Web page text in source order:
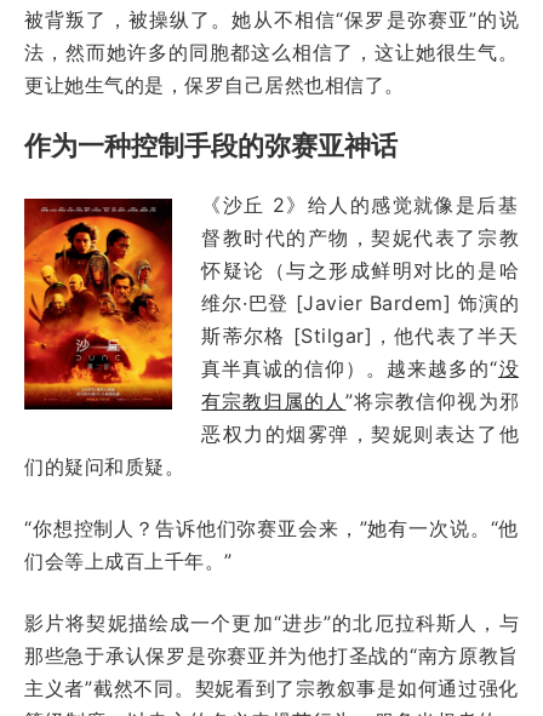
被背叛了，被操纵了。她从不相信“保罗是弥赛亚”的说
法，然而她许多的同胞都这么相信了，这让她很生气。
更让她生气的是，保罗自己居然也相信了。
作为一种控制手段的弥赛亚神话
《沙丘 2》给人的感觉就像是后基
督教时代的产物，契妮代表了宗教
怀疑论（与之形成鲜明对比的是哈
维尔·巴登 [Javier Bardem] 饰演的
斯蒂尔格 [Stilgar]，他代表了半天
真半真诚的信仰）。越来越多的“没
有宗教归属的人”将宗教信仰视为邪
恶权力的烟雾弹，契妮则表达了他
们的疑问和质疑。
“你想控制人？告诉他们弥赛亚会来，”她有一次说。“他
们会等上成百上千年。”
影片将契妮描绘成一个更加“进步”的北厄拉科斯人，与
那些急于承认保罗是弥赛亚并为他打圣战的“南方原教旨
主义者”截然不同。契妮看到了宗教叙事是如何通过强化